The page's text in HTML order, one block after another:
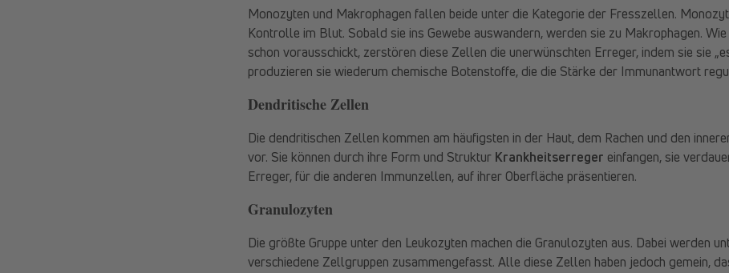
Monozyten und Makrophagen fallen beide unter die Kategorie der Fresszellen.
Kontrolle im Blut. Sobald sie ins Gewebe auswandern, werden sie zu Makrophagen.
schon vorausschickt, zerstören diese Zellen die unerwünschten Erreger, indem sie sie
produzieren sie wiederum chemische Botenstoffe, die die Stärke der Immunantwort
Dendritische Zellen
Die dendritischen Zellen kommen am häufigsten in der Haut, dem Rachen und den
vor. Sie können durch ihre Form und Struktur Krankheitserreger einfangen, sie
Erreger, für die anderen Immunzellen, auf ihrer Oberfläche präsentieren.
Granulozyten
Die größte Gruppe unter den Leukozyten machen die Granulozyten aus. Dabei werden
verschiedene Zellgruppen zusammengefasst. Alle diese Zellen haben jedoch gemein,